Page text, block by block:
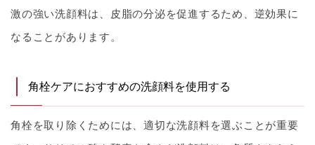
激の強い洗顔料は、皮脂の分泌を促進するため、逆効果に
なることがあります。
角栓ケアにおすすめの洗顔料を使用する
角栓を取り除くためには、適切な洗顔料を選ぶことが重要